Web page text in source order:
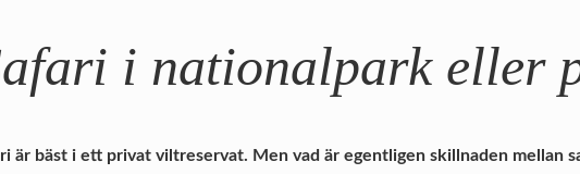
i nationalpark eller
är bäst i ett privat viltreservat. Men vad är egentligen skillnaden mellan